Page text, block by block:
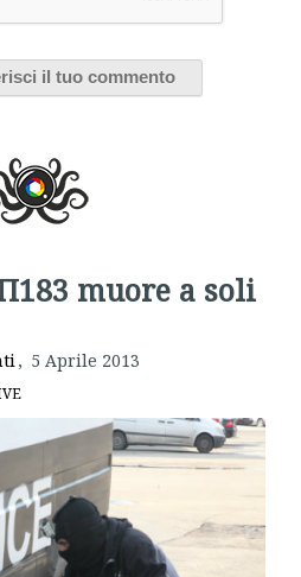
muore a soli
, 5 Aprile 2013